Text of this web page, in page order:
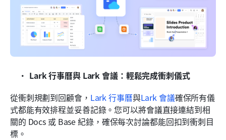
Lark 行事曆與 Lark 會議：輕鬆完成衝刺儀式
從衝刺規劃到回顧會， Lark 行事曆與Lark 會議確保所有儀
式都能有效排程並妥善記錄。您可以將會議直接連結到相
關的 Docs 或 Base 紀錄，確保每次討論都能回扣到衝刺目
標。